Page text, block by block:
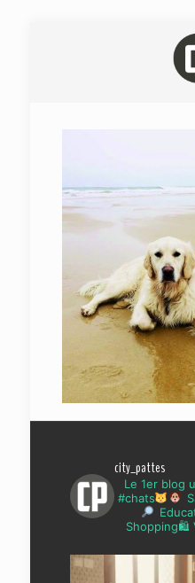
city_pattes
Le 1er blog
#chats
Shopping🛍